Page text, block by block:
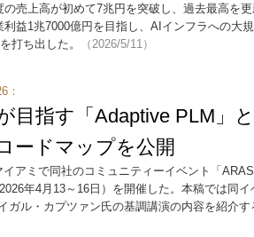
の売上高が初めて7兆円を突破し、過去最高を
益1兆7000億円を目指し、AIインフラへの大
打ち出した。
（2026/5/11）
：
目指す「Adaptive PLM」
ードマップを公開
アミで同社のコミュニティーイベント「
年4月13～16日）を開催した。本稿では同
ガル・カプツァン氏の基調講演の内容を紹介す